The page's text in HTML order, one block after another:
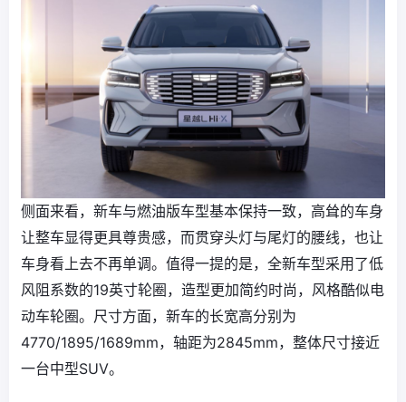
侧面来看，新车与燃油版车型基本保持一致，高耸的车身
让整车显得更具尊贵感，而贯穿头灯与尾灯的腰线，也让
车身看上去不再单调。值得一提的是，全新车型采用了低
风阻系数的19英寸轮圈，造型更加简约时尚，风格酷似电
动车轮圈。尺寸方面，新车的长宽高分别为
4770/1895/1689mm，轴距为2845mm，整体尺寸接近
一台中型SUV。